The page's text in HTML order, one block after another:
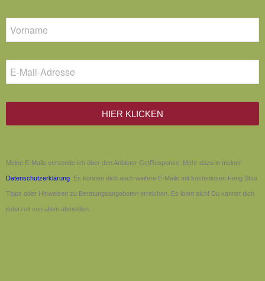
HIER KLICKEN
Meine E-Mails versende ich über den Anbieter GetResponse. Mehr dazu in meiner
Datenschutzerklärung . Es können dich auch weitere E-Mails mit kostenlosen Feng Shui
Tipps oder Hinweisen zu Beratungsangeboten erreichen. Es lohnt sich! Du kannst dich
jederzeit von allem abmelden.